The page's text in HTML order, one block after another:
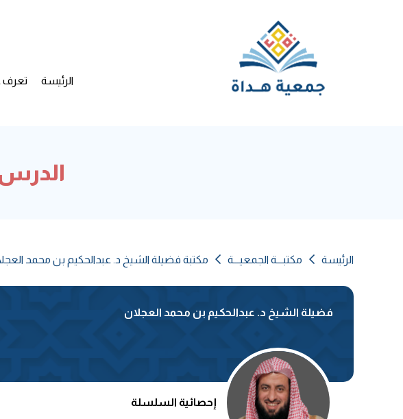
الرئيسة تعرف
الرئيسة مكتبـــة الجمعيـــة مكتبة فضيلة الشيخ د. عبدالحكيم بن محمد
فضيلة الشيخ د. عبدالحكيم بن محمد العجلان
إحصائية السلسلة